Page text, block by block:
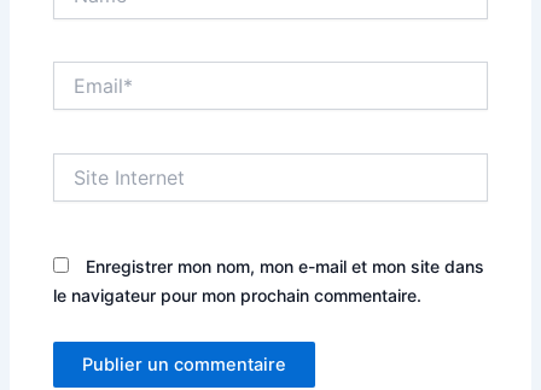
Internet
Enregistrer mon nom, mon e-mail et mon site dans
le navigateur pour mon prochain commentaire.